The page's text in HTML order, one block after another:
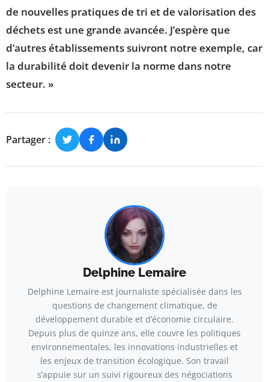
de nouvelles pratiques de tri et de valorisation des
déchets est une grande avancée. J’espère que
d’autres établissements suivront notre exemple, car
la durabilité doit devenir la norme dans notre
secteur. »
Partager :
Delphine Lemaire
Delphine Lemaire est journaliste spécialisée dans les
questions de changement climatique, de
développement durable et d’économie circulaire.
Depuis plus de quinze ans, elle couvre les politiques
environnementales, les innovations industrielles et
les enjeux de transition écologique. Son travail
s’appuie sur un suivi rigoureux des négociations